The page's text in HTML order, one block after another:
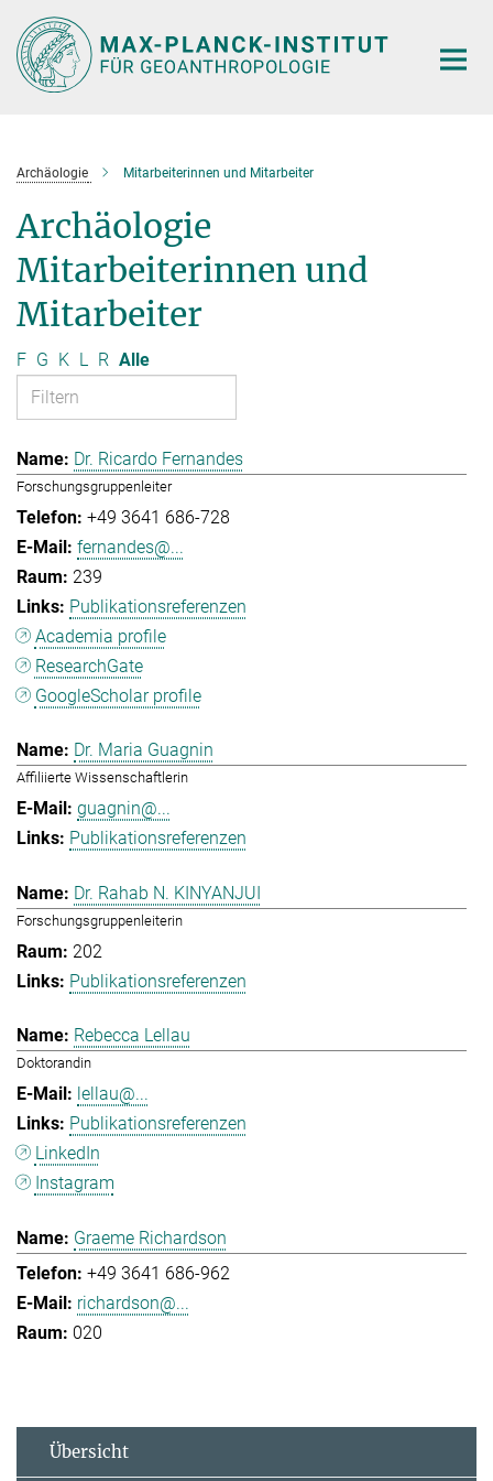
Hauptinhalt
Archäologie Mitarbeiterinnen und Mitarbeiter
Archäologie
Mitarbeiterinnen und
Mitarbeiter
F G K L R Alle
Dr. Ricardo Fernandes
Forschungsgruppenleiter
+49 3641 686-728
fernandes@...
239
Publikationsreferenzen
Academia profile
ResearchGate
GoogleScholar profile
Dr. Maria Guagnin
Affiliierte Wissenschaftlerin
guagnin@...
Publikationsreferenzen
Dr. Rahab N. KINYANJUI
Forschungsgruppenleiterin
202
Publikationsreferenzen
Rebecca Lellau
Doktorandin
lellau@...
Publikationsreferenzen
LinkedIn
Instagram
Graeme Richardson
+49 3641 686-962
richardson@...
020
Übersicht